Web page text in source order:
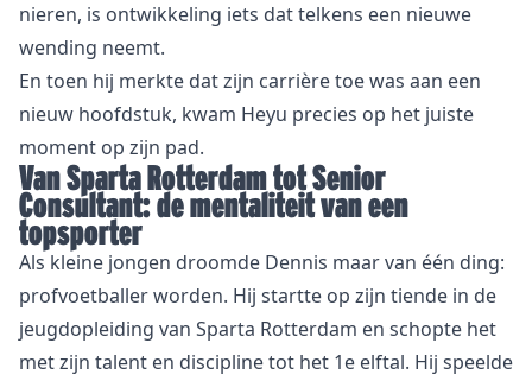
nieren, is ontwikkeling iets dat telkens een nieuwe
wending neemt.
En toen hij merkte dat zijn carrière toe was aan een
nieuw hoofdstuk, kwam Heyu precies op het juiste
moment op zijn pad.
Van Sparta Rotterdam tot Senior
Consultant: de mentaliteit van een
topsporter
Als kleine jongen droomde Dennis maar van één ding:
profvoetballer worden. Hij startte op zijn tiende in de
jeugdopleiding van Sparta Rotterdam en schopte het
met zijn talent en discipline tot het 1e elftal. Hij speelde